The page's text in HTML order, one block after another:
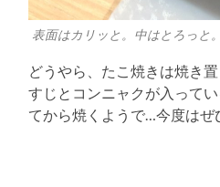
表面はカリッと。中はとろっと
どうやら、たこ焼きは焼き
すじとコンニャクが入って
てから焼くようで…今度はぜ